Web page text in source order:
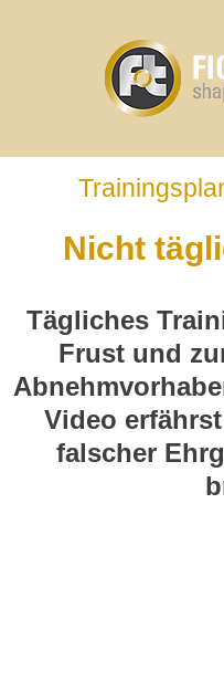
Nicht
Tägliches
Frust und
Video
falscher